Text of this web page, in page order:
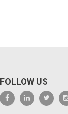
FOLLOW US